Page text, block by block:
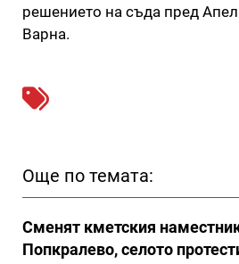
решението на съда пред
Варна.
Още по темата:
Сменят кметския
Попкралево, селото